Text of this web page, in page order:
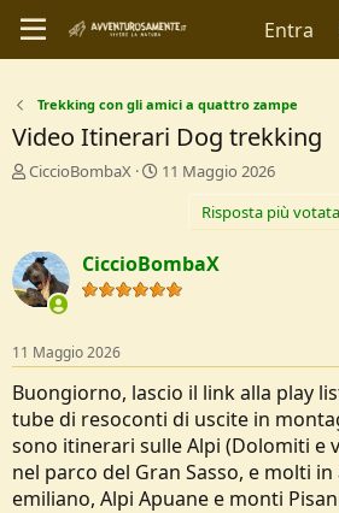
Entra
Trekking con gli amici a quattro zampe
Video Itinerari Dog trekking
C
t
o
r
D
i
s
c
u
s
s
i
CiccioBombaX
D
d
I
z
i
o
11 Maggio 2026
Risposta più votata
CiccioBombaX
11 Maggio 2026
Buongiorno, lascio il link alla play
tube di resoconti di uscite in
sono itinerari sulle Alpi (Dolomiti e
nel parco del Gran Sasso, e molti
emiliano, Alpi Apuane e monti